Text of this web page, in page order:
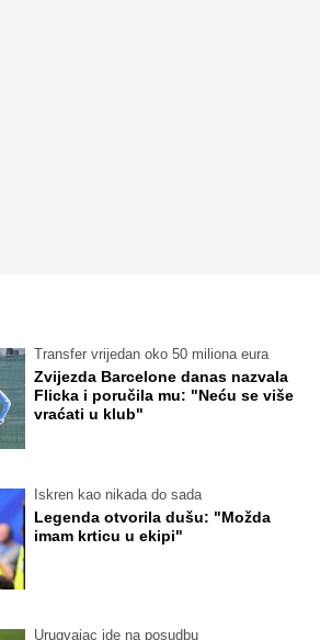
Transfer vrijedan oko 50 miliona eura
Zvijezda Barcelone danas nazvala
Flicka i poručila mu: "Neću se više
vraćati u klub"
Iskren kao nikada do sada
Legenda otvorila dušu: "Možda
imam krticu u ekipi"
Urugvajac ide na posudbu